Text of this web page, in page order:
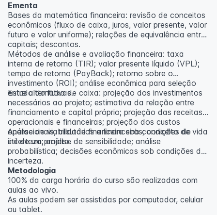
Ementa
Bases da matemática financeira: revisão de conceitos
econômicos (fluxo de caixa, juros, valor presente, valor
futuro e valor uniforme); relações de equivalência entre
capitais; descontos.
Métodos de análise e avaliação financeira: taxa
interna de retorno (TIR); valor presente líquido (VPL);
tempo de retorno (PayBack); retorno sobre o
investimento (ROI); análise econômica para seleção
entre alternativas.
Estudo do fluxo de caixa: projeção dos investimentos
necessários ao projeto; estimativa da relação entre
financiamento e capital próprio; projeção das receitas
operacionais e financeiras; projeção dos custos
operacionais, tributários e financeiros; conceito de vida
útil de um projeto.
Análise de viabilidade financeira sob condições de
incerteza; análise de sensibilidade; análise
probabilística; decisões econômicas sob condições de
incerteza.
Metodologia
100% da carga horária do curso são realizadas com
aulas ao vivo.
As aulas podem ser assistidas por computador, celular
ou tablet.